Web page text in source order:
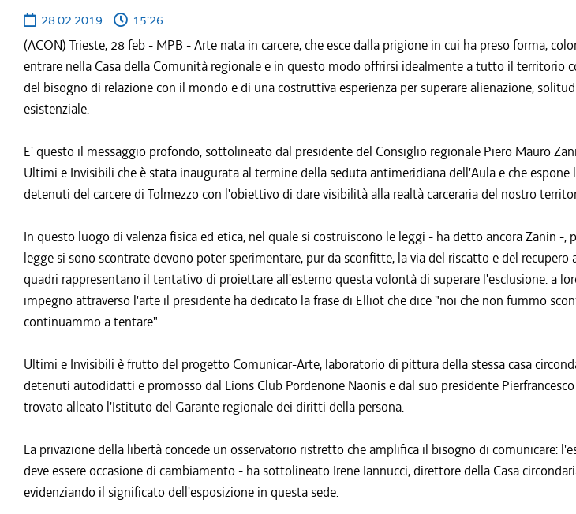
28.02.2019
15:26
(ACON) Trieste, 28 feb - MPB - Arte nata in carcere, che esce dalla prigione in cui ha preso forma,
entrare nella Casa della Comunità regionale e in questo modo offrirsi idealmente a tutto il territorio
del bisogno di relazione con il mondo e di una costruttiva esperienza per superare alienazione,
esistenziale.
E' questo il messaggio profondo, sottolineato dal presidente del Consiglio regionale Piero Mauro
Ultimi e Invisibili che è stata inaugurata al termine della seduta antimeridiana dell'Aula e che espone
detenuti del carcere di Tolmezzo con l'obiettivo di dare visibilità alla realtà carceraria del nostro
In questo luogo di valenza fisica ed etica, nel quale si costruiscono le leggi - ha detto ancora Zanin -,
legge si sono scontrate devono poter sperimentare, pur da sconfitte, la via del riscatto e del recupero
quadri rappresentano il tentativo di proiettare all'esterno questa volontà di superare l'esclusione: a
impegno attraverso l'arte il presidente ha dedicato la frase di Elliot che dice "noi che non fummo
continuammo a tentare".
Ultimi e Invisibili è frutto del progetto Comunicar-Arte, laboratorio di pittura della stessa casa
detenuti autodidatti e promosso dal Lions Club Pordenone Naonis e dal suo presidente Pierfrancesco
trovato alleato l'Istituto del Garante regionale dei diritti della persona.
La privazione della libertà concede un osservatorio ristretto che amplifica il bisogno di comunicare:
deve essere occasione di cambiamento - ha sottolineato Irene Iannucci, direttore della Casa
evidenziando il significato dell'esposizione in questa sede.